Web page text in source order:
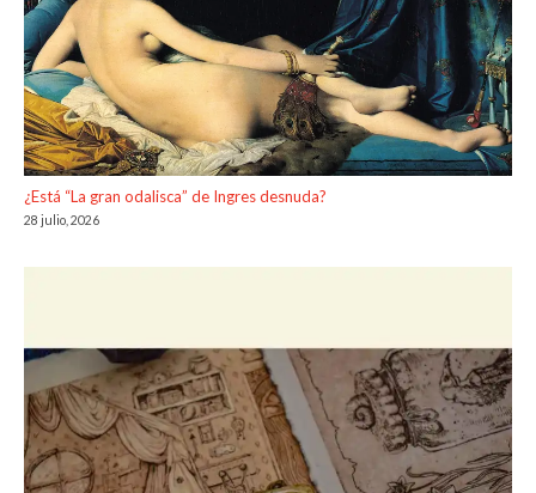
¿Está “La gran odalisca” de Ingres desnuda?
28 julio, 2026